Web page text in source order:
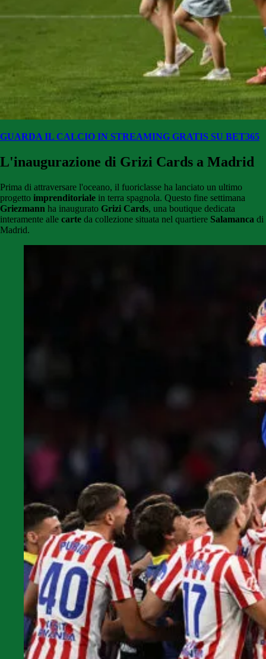
GUARDA IL CALCIO IN STREAMING GRATIS SU BET365
L'inaugurazione di Grizi Cards a Madrid
Prima di attraversare l'oceano, il fuoriclasse ha lanciato un ultimo
progetto imprenditoriale in terra spagnola. Questo fine settimana
Griezmann ha inaugurato Grizi Cards, una boutique dedicata
interamente alle carte da collezione situata nel quartiere Salamanca di
Madrid.